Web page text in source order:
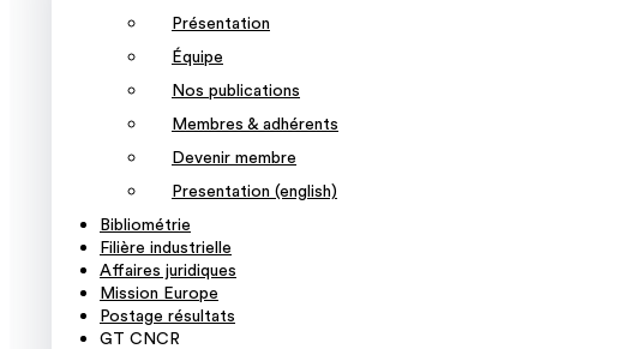
Présentation
Équipe
Nos publications
Membres & adhérents
Devenir membre
Presentation (english)
Bibliométrie
Filière industrielle
Affaires juridiques
Mission Europe
Postage résultats
GT CNCR